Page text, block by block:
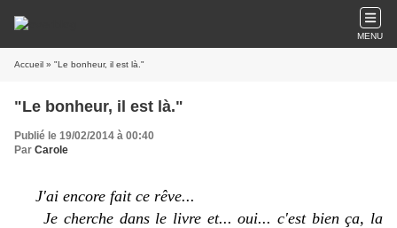
MENU
Accueil » "Le bonheur, il est là."
"Le bonheur, il est là."
Publié le 19/02/2014 à 00:40
Par Carole
J'ai encore fait ce rêve...
Je cherche dans le livre et... oui... c'est bien ça, la